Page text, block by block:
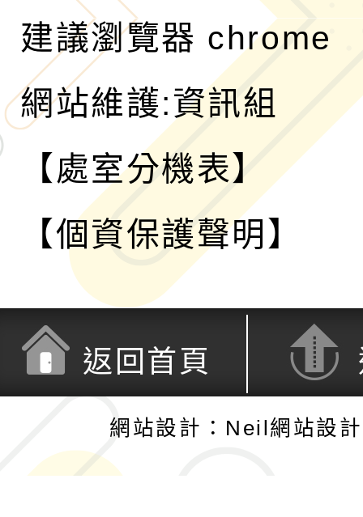
建議瀏覽器 chrome
網站維護:資訊組
【處室分機表】
【個資保護聲明】
返回首頁
網站設計：Neil網站設